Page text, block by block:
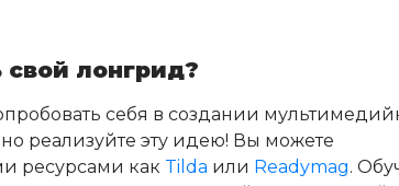
лонгрид?
себя в создании
реализуйте эту идею! Вы можете
ресурсами как Tilda или Readymag.